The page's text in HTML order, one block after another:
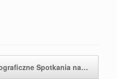
Spotkania na…